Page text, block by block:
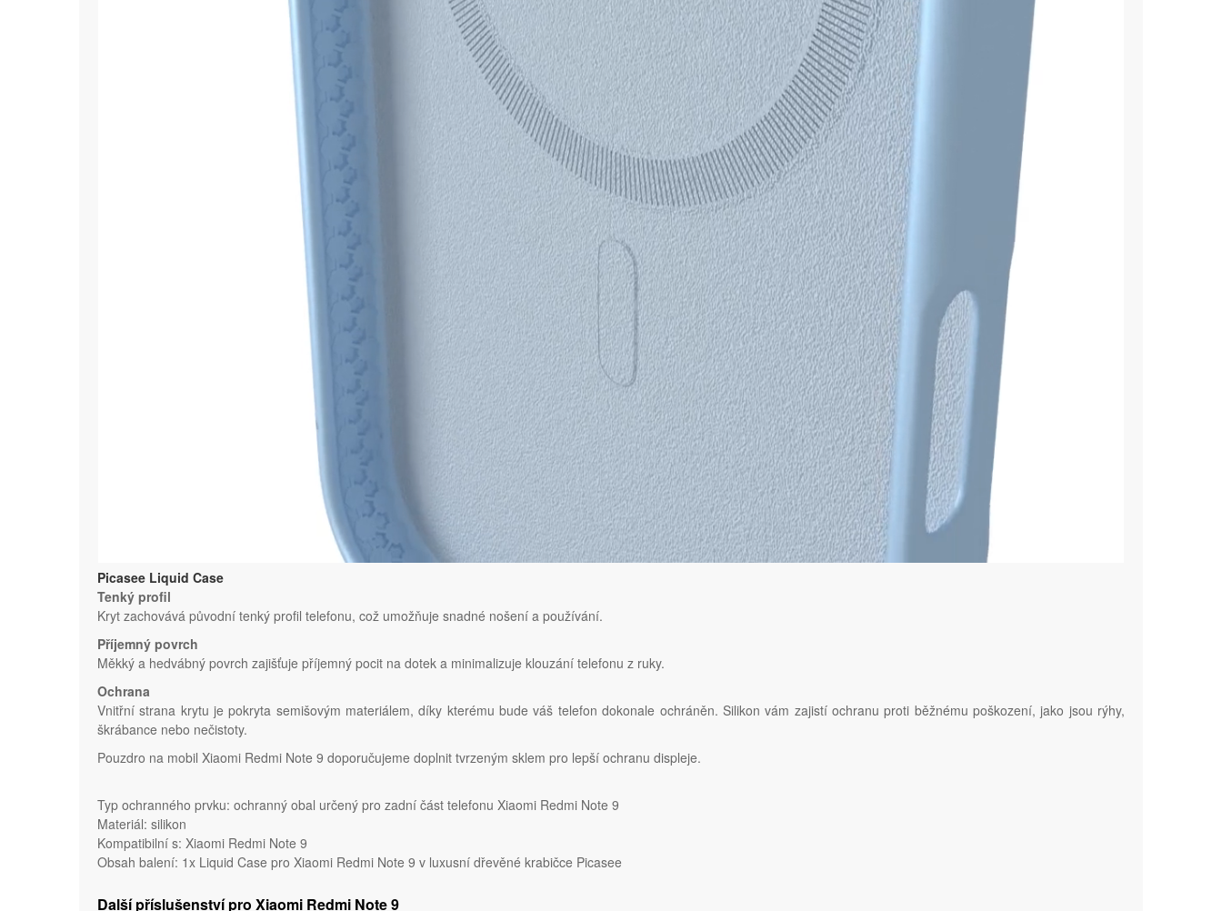
Picasee Liquid Case
Tenký profil
Kryt zachovává původní tenký profil telefonu, což umožňuje snadné nošení a používání.
Příjemný povrch
Měkký a hedvábný povrch zajišťuje příjemný pocit na dotek a minimalizuje klouzání telefonu z ruky.
Ochrana
Vnitřní strana krytu je pokryta semišovým materiálem, díky kterému bude váš telefon dokonale ochráněn. Silikon vám zajistí ochranu proti běžnému poškození, jako jsou rýhy,
škrábance nebo nečistoty.
Pouzdro na mobil Xiaomi Redmi Note 9 doporučujeme doplnit tvrzeným sklem pro lepší ochranu displeje.
Typ ochranného prvku: ochranný obal určený pro zadní část telefonu Xiaomi Redmi Note 9
Materiál: silikon
Kompatibilní s: Xiaomi Redmi Note 9
Obsah balení: 1x Liquid Case pro Xiaomi Redmi Note 9 v luxusní dřevěné krabičce Picasee
Další příslušenství pro Xiaomi Redmi Note 9